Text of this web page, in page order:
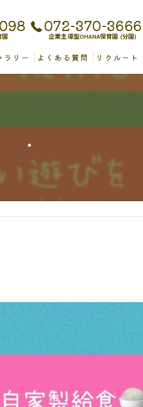
072-370-3666
企業主導型OHANA保育園 (分園)
ラリー よくある質問 リクルート
.